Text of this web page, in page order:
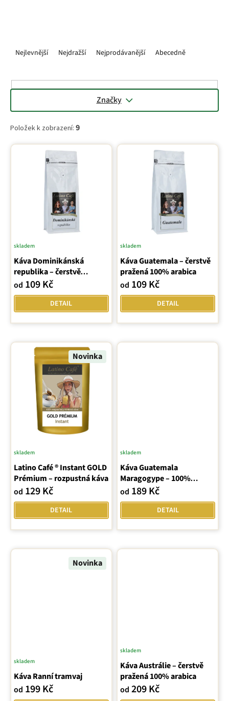
n
p
o
d
Nejlevnější Nejdražší Nejprodávanější Abecedně
Značky
Položek k zobrazení: 9
V
u
k
ů
Káva Dominikánská
republika – čerstvě
pražená 100% arabica
Průměrné
hodnocení
produktu
je
5,0
z
5
skladem
od 109 Kč
DETAIL
Káva Guatemala – čerstvě
pražená 100% arabica
Průměrné
hodnocení
produktu
je
5,0
z
5
skladem
od 109 Kč
DETAIL
Novinka
Latino Café ® Instant GOLD
Prémium – rozpustná káva
skladem
od 129 Kč
DETAIL
Káva Guatemala
Maragogype – 100%
Arabica
skladem
od 189 Kč
DETAIL
Novinka
Káva Ranní tramvaj
skladem
od 199 Kč
Káva Austrálie – čerstvě
pražená 100% arabica
Průměrné
hodnocení
produktu
je
skladem
od 209 Kč